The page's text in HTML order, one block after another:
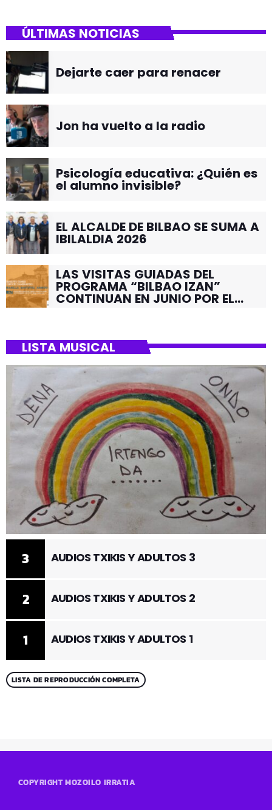
ÚLTIMAS NOTICIAS
Dejarte caer para renacer
Jon ha vuelto a la radio
Psicología educativa: ¿Quién es
el alumno invisible?
EL ALCALDE DE BILBAO SE SUMA A
IBILALDIA 2026
LAS VISITAS GUIADAS DEL
PROGRAMA “BILBAO IZAN”
CONTINUAN EN JUNIO POR EL
LISTA MUSICAL
1 AUDIOS TXIKIS Y ADULTOS 1
2 AUDIOS TXIKIS Y ADULTOS 2
3 AUDIOS TXIKIS Y ADULTOS 3
LISTA DE REPRODUCCIÓN COMPLETA
COPYRIGHT MOZOILO IRRATIA